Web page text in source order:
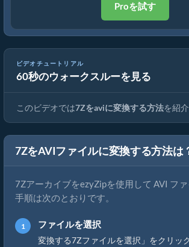
Proを試す
ビデオチュートリアル
60秒のウォークスルーを見る
7Zを元のファイルに変換する方法（簡単ガイ
このビデオでは7Zをaviに変換する方法を紹
7ZをAVIファイルに変換する方法は
7ZアーカイブをezyZipを使用して AVI フ
手順は次のとおりです。
ファイルを選択
変換する7Zファイルを選択」をクリッ